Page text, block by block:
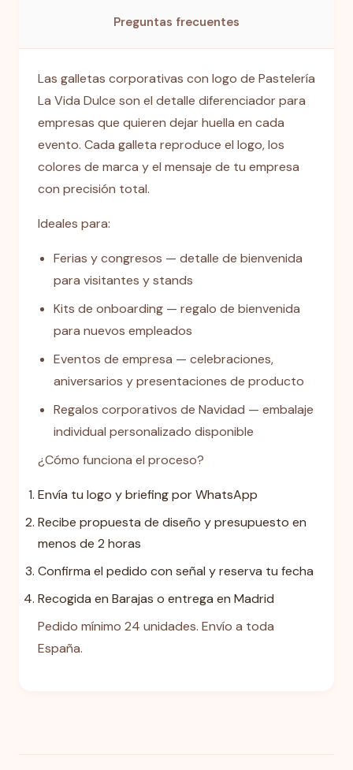
Preguntas frecuentes
Las galletas corporativas con logo de Pastelería
La Vida Dulce son el detalle diferenciador para
empresas que quieren dejar huella en cada
evento. Cada galleta reproduce el logo, los
colores de marca y el mensaje de tu empresa
con precisión total.
Ideales para:
Ferias y congresos — detalle de bienvenida
para visitantes y stands
Kits de onboarding — regalo de bienvenida
para nuevos empleados
Eventos de empresa — celebraciones,
aniversarios y presentaciones de producto
Regalos corporativos de Navidad — embalaje
individual personalizado disponible
¿Cómo funciona el proceso?
Envía tu logo y briefing por WhatsApp
Recibe propuesta de diseño y presupuesto en
menos de 2 horas
Confirma el pedido con señal y reserva tu fecha
Recogida en Barajas o entrega en Madrid
Pedido mínimo 24 unidades. Envío a toda
España.